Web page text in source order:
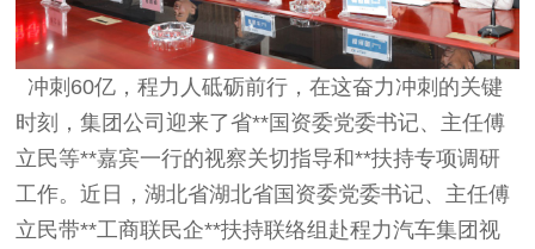
冲刺60亿，程力人砥砺前行，在这奋力冲刺的关键
时刻，集团公司迎来了省**国资委党委书记、主任傅
立民等**嘉宾一行的视察关切指导和**扶持专项调研
工作。近日，湖北省湖北省国资委党委书记、主任傅
立民带**工商联民企**扶持联络组赴程力汽车集团视